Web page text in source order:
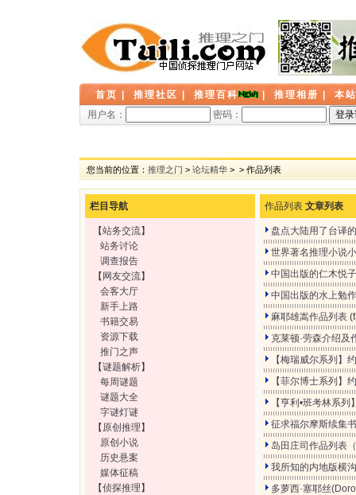
首页 推理社区 推理百科 推理相册
本
用户名：
密码：
您当前的位置： 推理之门 > 论坛精华 > > 作品列表
栏目导航
【站务交流】
站务讨论
调查报告
【 网友交流】
会客大厅
新手上路
书籍交易
资源下载
推门之声
【谜题解析】
每周谜题
谜题大全
字谜灯谜
【 原创推理 】
原创小说
历史悬案
媒体征稿
【侦探推理 】
作品列表 文章列表
盘点大陆用了台译
世界著名推理小说
中国出版的仁木悦
中国出版的水上勉
麻耶雄嵩作品列表
克莱顿·劳森介绍及
【梅瑞威尔系列】
【菲尔博士系列】
【亨利•班考林系
征求福尔摩斯续集
岛田庄司作品列表
我所知的内地版横
多萝西·塞耶丝